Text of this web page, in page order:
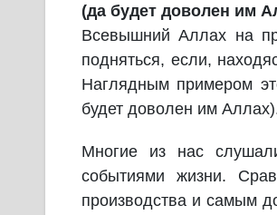
(да будет доволен им
Всевышний Аллах на
подняться, если,
Наглядным примером
будет доволен им
Многие из нас
событиями жизни.
производства и самым